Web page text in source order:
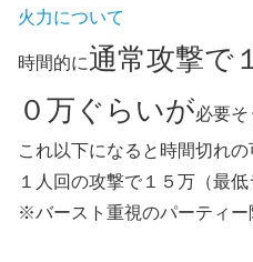
火力について
時間的に通常攻撃で
０万ぐらいが必要そ
これ以下になると時間切れの
１人回の攻撃で１５万（最低
※バースト重視のパーティー